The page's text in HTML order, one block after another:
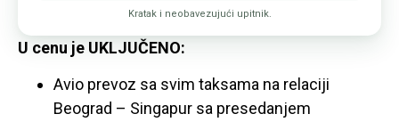
Kratak i neobavezujući upitnik.
U cenu je UKLJUČENO:
Avio prevoz sa svim taksama na relaciji
Beograd – Singapur sa presedanjem